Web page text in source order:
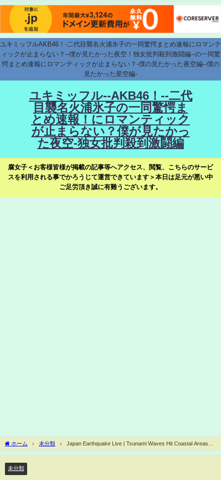
ユキミッフルAKB46！-二代目襲名火浦氷子の一同驚愕まとめ速報にロマンテ
ィックが止まらない？--僕が見たかった夜空！独女批判殺到激闘編--の一同驚
愕まとめ速報にロマンティックが止まらない？-僕の見たかった夜空編--僕の
見たかった星空編-
ユキミッフル--AKB46！--二代
目襲名火浦氷子の一同驚愕ま
とめ速報！にロマンティック
が止まらない？僕が見たかっ
た夜空-独女批判殺到激闘編
腐女子＜お客様皆様が掲載の記事等へアクセス、閲覧、こちらのサービ
スを利用される事でかろうじて運営できています＞本日は足元が悪い中
ご足労頂き誠に有難うございます。
ホーム 未分類
Japan Earthquake Live | Tsunami Waves Hit Coastal Areas
After Massive Eathquake Strikes Japan
未分類